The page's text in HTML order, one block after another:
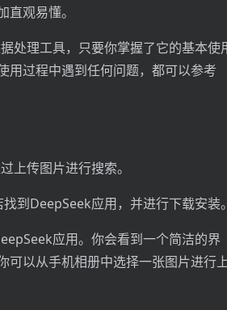
观易懂。
处理工具，只要你掌握了它的基本使
用过程中遇到任何问题，都可以参考
上传图片进行搜索。
到DeepSeek应用，并进行下载安装。
应用。你会看到一个简洁的界
可以从手机相册中选择一张图片进行